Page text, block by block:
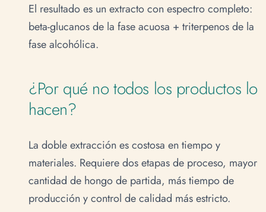
El resultado es un extracto con espectro completo:
beta-glucanos de la fase acuosa + triterpenos de la
fase alcohólica.
¿Por qué no todos los productos lo
hacen?
La doble extracción es costosa en tiempo y
materiales. Requiere dos etapas de proceso, mayor
cantidad de hongo de partida, más tiempo de
producción y control de calidad más estricto.